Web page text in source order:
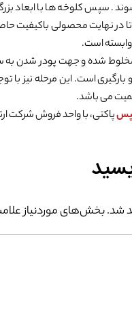
سپس کلوخه ها با ابعاد
در نهایت محصولی باکیفیت
است.
شده و جهت پودر شدن
و بارگیری است. این مرحله نیز
می باشد.
پاکتی، با واحد فروش شرکت
شد.بخش‌های موردنیاز